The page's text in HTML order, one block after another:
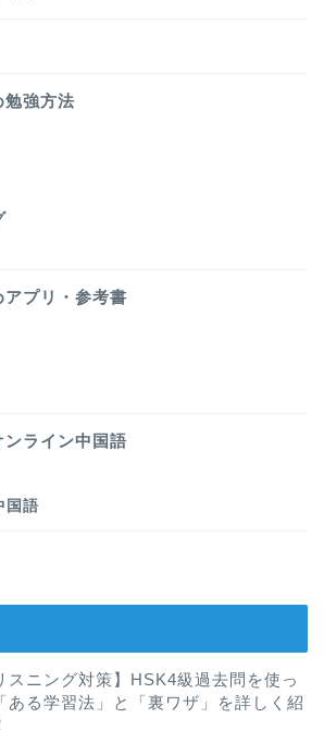
勉強方法
プリ・参考書
ライン中国語
国語
スニング対策】HSK4級過去問を使っ
ある学習法」と「裏ワザ」を詳しく紹